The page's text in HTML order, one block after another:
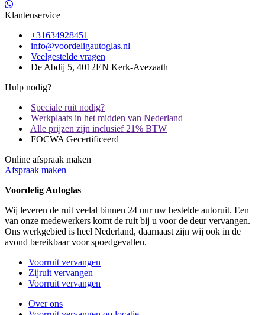
Klantenservice
+31634928451
info@voordeligautoglas.nl
Veelgestelde vragen
De Abdij 5, 4012EN Kerk-Avezaath
Hulp nodig?
Speciale ruit nodig?
Werkplaats in het midden van Nederland
Alle prijzen zijn inclusief 21% BTW
FOCWA Gecertificeerd
Online afspraak maken
Afspraak maken
Voordelig Autoglas
Wij leveren de ruit veelal binnen 24 uur uw bestelde autoruit. Een
van onze medewerkers komt de ruit bij u voor de deur vervangen.
Ons werkgebied is heel Nederland, daarnaast zijn wij ook in de
avond bereikbaar voor spoedgevallen.
Voorruit vervangen
Zijruit vervangen
Voorruit vervangen
Over ons